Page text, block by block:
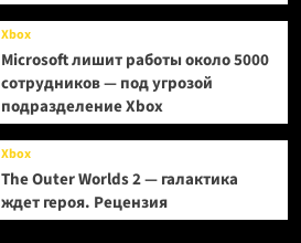
Xbox
Microsoft лишит работы около 5000
сотрудников — под угрозой
подразделение Xbox
Xbox
The Outer Worlds 2 — галактика
ждет героя. Рецензия